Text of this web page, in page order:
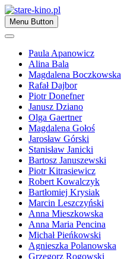
Skip
to
content
stare-kino.pl
Zapraszamy
Menu Button
Paula Apanowicz
Alina Bala
Magdalena Boczkowska
Rafał Dajbor
Piotr Donefner
Janusz Dziano
Olga Gaertner
Magdalena Gołoś
Jarosław Górski
Stanisław Janicki
Bartosz Januszewski
Piotr Kitrasiewicz
Robert Kowalczyk
Bartłomiej Krysiak
Marcin Leszczyński
Anna Mieszkowska
Anna Maria Pencina
Michał Pieńkowski
Agnieszka Polanowska
Grzegorz Rogowski